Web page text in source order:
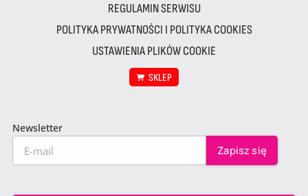
REGULAMIN SERWISU
POLITYKA PRYWATNOŚCI I POLITYKA COOKIES
USTAWIENIA PLIKÓW COOKIE
SKLEP
Newsletter